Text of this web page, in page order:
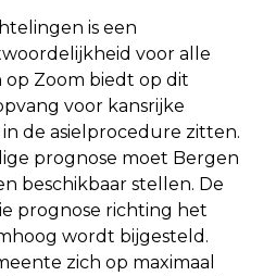
is een
voor alle
Zoom biedt op dit
voor kansrijke
de asielprocedure zitten.
prognose moet Bergen
beschikbaar stellen. De
prognose richting het
wordt bijgesteld.
zich op maximaal